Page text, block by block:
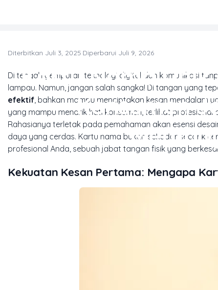
Kartu Nama Unik
Konsumen
Diterbitkan Juli 3, 2025·Diperbarui Juli 9, 2026
Di tengah gempuran teknologi digital dan komunikasi
lampau. Namun, jangan salah sangka! Di tangan yang
efektif, bahkan mampu menciptakan kesan mendalam
yang mampu menarik hati konsumen, terlihat
Rahasianya terletak pada pemahaman akan esensi
daya yang cerdas. Kartu nama bukan sekadar secarik
profesional Anda, sebuah jabat tangan fisik yang
Kekuatan Kesan Pertama: Mengapa